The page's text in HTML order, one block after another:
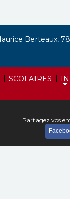
| SCOLAIRES |
Berteaux,
Partagez vos